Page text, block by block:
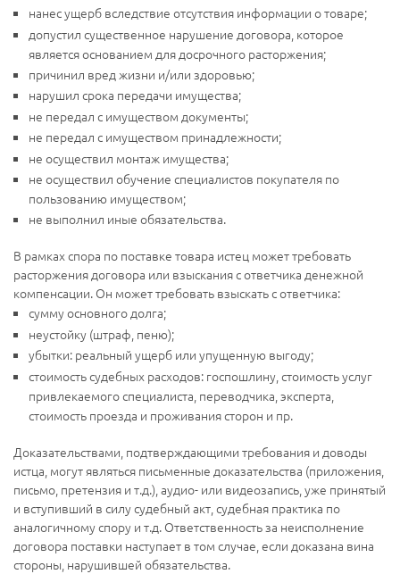
нанес ущерб вследствие отсутствия информации о товаре;
допустил существенное нарушение договора, которое
является основанием для досрочного расторжения;
причинил вред жизни и/или здоровью;
нарушил срока передачи имущества;
не передал с имуществом документы;
не передал с имуществом принадлежности;
не осуществил монтаж имущества;
не осуществил обучение специалистов покупателя по
пользованию имуществом;
не выполнил иные обязательства.
В рамках спора по поставке товара истец может требовать
расторжения договора или взыскания с ответчика денежной
компенсации. Он может требовать взыскать с ответчика:
сумму основного долга;
неустойку (штраф, пеню);
убытки: реальный ущерб или упущенную выгоду;
стоимость судебных расходов: госпошлину, стоимость услуг
привлекаемого специалиста, переводчика, эксперта,
стоимость проезда и проживания сторон и пр.
Доказательствами, подтверждающими требования и доводы
истца, могут являться письменные доказательства (приложения,
письмо, претензия и т.д.), аудио- или видеозапись, уже принятый
и вступивший в силу судебный акт, судебная практика по
аналогичному спору и т.д. Ответственность за неисполнение
договора поставки наступает в том случае, если доказана вина
стороны, нарушившей обязательства.